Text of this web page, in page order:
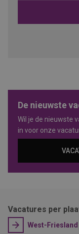
De nieuwste
Wil je de nieuwste
in voor onze
Vacatures per
West-Friesland